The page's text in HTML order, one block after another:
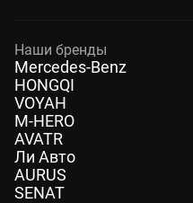
Наши бренды
Mercedes-Benz
HONGQI
VOYAH
M-HERO
AVATR
Ли Авто
AURUS
SENAT